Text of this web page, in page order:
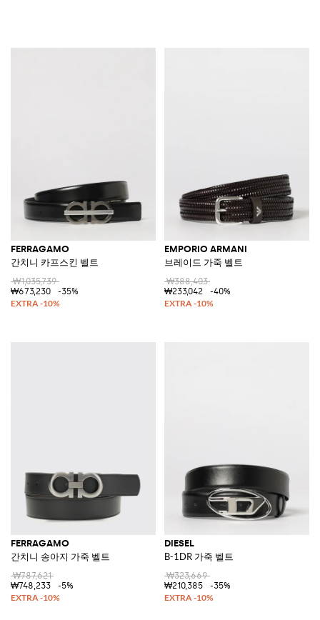
FERRAGAMO
간치니 카프스킨 벨트
₩1,035,739
₩673,230
-35%
EMPORIO ARMANI
브레이드 가죽 벨트
₩388,403
₩233,042
-40%
FERRAGAMO
간치니 송아지 가죽 벨트
₩787,621
₩748,233
-5%
DIESEL
B-1DR 가죽 벨트
₩323,669
₩210,385
-35%